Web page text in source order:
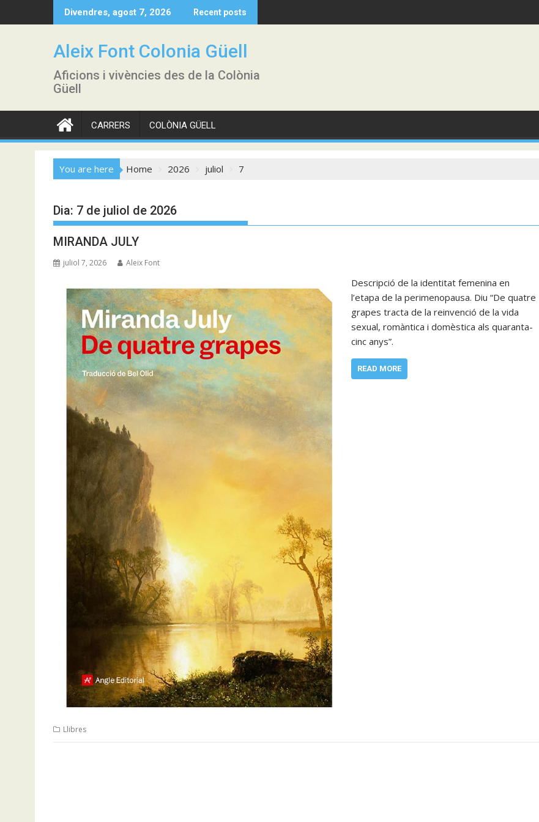
to
Divendres, agost 7, 2026 Recent posts
Aleix Font Colonia Güell
Aficions i vivències des de la Colònia
Güell
CARRERS COLÒNIA GÜELL
You are here Home 2026 juliol 7
Dia: 7 de juliol de 2026
MIRANDA JULY
juliol 7, 2026 Aleix Font
Descripció de la identitat femenina en
l’etapa de la perimenopausa. Diu “De quatre
grapes tracta de la reinvenció de la vida
sexual, romàntica i domèstica als quaranta-
cinc anys”.
READ MORE
Llibres